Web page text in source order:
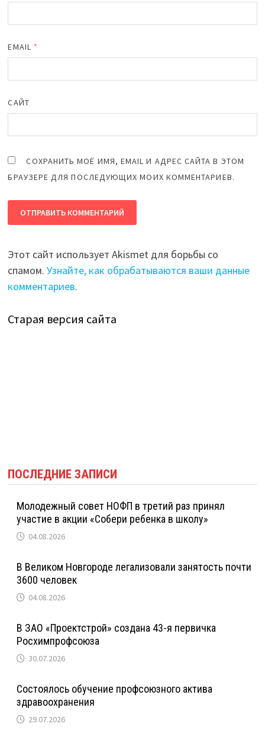
EMAIL *
САЙТ
СОХРАНИТЬ МОЁ ИМЯ, EMAIL И АДРЕС САЙТА В ЭТОМ
БРАУЗЕРЕ ДЛЯ ПОСЛЕДУЮЩИХ МОИХ КОММЕНТАРИЕВ.
Этот сайт использует Akismet для борьбы со
спамом.Узнайте, как обрабатываются ваши данные
комментариев.
Старая версия сайта
ПОСЛЕДНИЕ ЗАПИСИ
Молодежный совет НОФП в третий раз принял
участие в акции «Собери ребенка в школу»
04.08.2026
В Великом Новгороде легализовали занятость почти
3600 человек
04.08.2026
В ЗАО «Проектстрой» создана 43-я первичка
Росхимпрофсоюза
30.07.2026
Состоялось обучение профсоюзного актива
здравоохранения
29.07.2026